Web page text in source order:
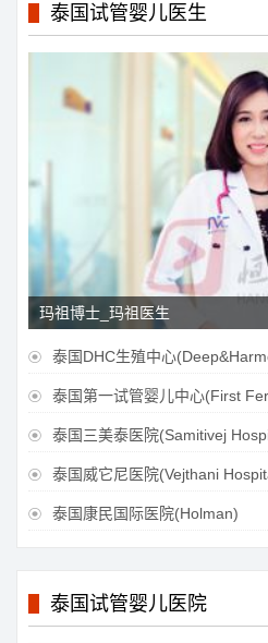
泰国试管婴儿医生
玛祖博士_玛祖医生
 泰国DHC生殖中心
 泰国第一试管婴儿中心(First
 泰国三美泰医院(Samitivej
 泰国威它尼医院(Vejthani
 泰国康民国际医院(Holman)
泰国试管婴儿医院